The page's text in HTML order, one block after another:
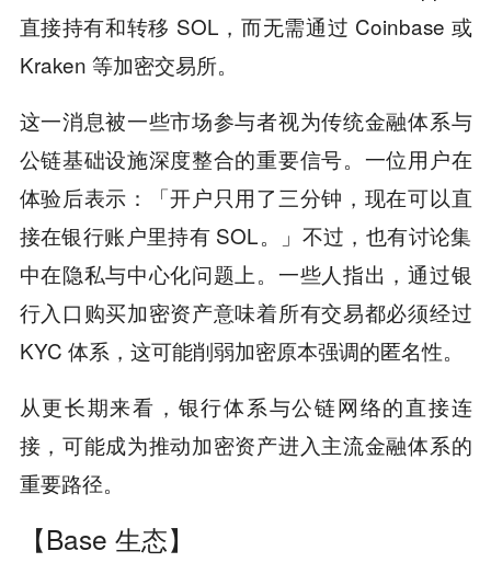
直接持有和转移 SOL，而无需通过 Coinbase 或
Kraken 等加密交易所。
这一消息被一些市场参与者视为传统金融体系与
公链基础设施深度整合的重要信号。一位用户在
体验后表示：「开户只用了三分钟，现在可以直
接在银行账户里持有 SOL。」不过，也有讨论集
中在隐私与中心化问题上。一些人指出，通过银
行入口购买加密资产意味着所有交易都必须经过
KYC 体系，这可能削弱加密原本强调的匿名性。
从更长期来看，银行体系与公链网络的直接连
接，可能成为推动加密资产进入主流金融体系的
重要路径。
【Base 生态】